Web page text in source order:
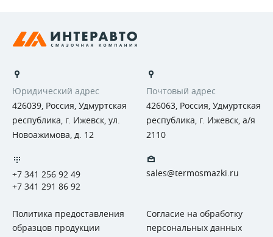
+7 341 256 92 49
+7 341 291 86 92
sales@termosmazki.ru
Юридический адрес
426039, Россия, Удмуртская
республика, г. Ижевск, ул.
Новоажимова, д. 12
Почтовый адрес
426063, Россия, Удмуртская
республика, г. Ижевск, а/я
2110
Политика предоставления
образцов продукции
Согласие на обработку
персональных данных